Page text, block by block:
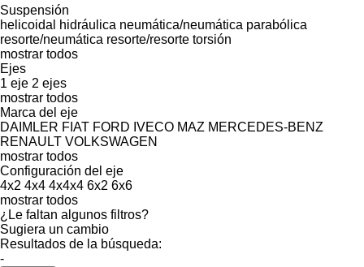
Suspensión
helicoidal
hidráulica neumática/neumática parabólica
resorte/neumática resorte/resorte torsión
mostrar todos
Ejes
1 eje 2 ejes
mostrar todos
Marca del eje
DAIMLER FIAT FORD IVECO MAZ MERCEDES-BENZ
RENAULT VOLKSWAGEN
mostrar todos
Configuración del eje
4x2 4x4 4x4x4 6x2 6x6
mostrar todos
¿Le faltan algunos filtros?
Sugiera un cambio
Resultados de la búsqueda:
-